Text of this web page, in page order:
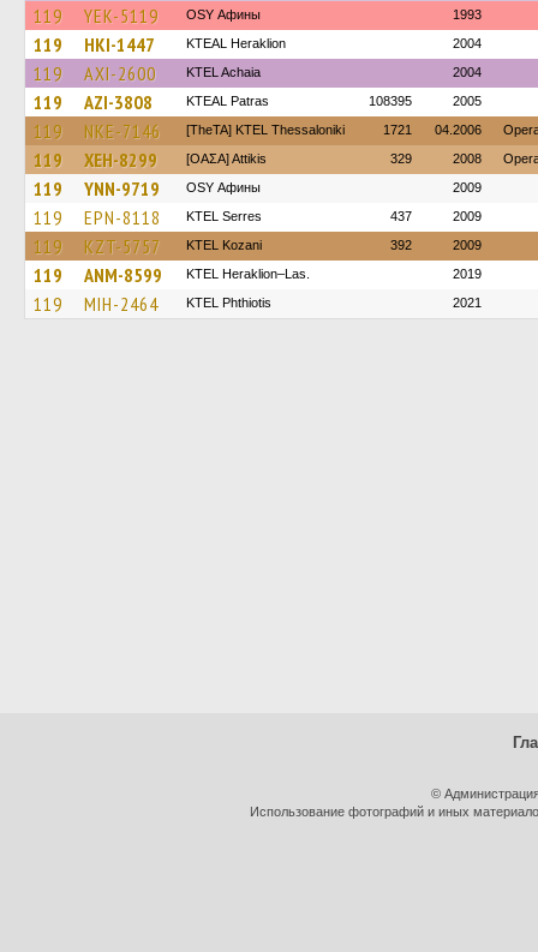
119 YEK-5119 OSY Афины 1993
119 HKI-1447 KTEAL Heraklion 2004
119 AXI-2600 KTEL Achaia 2004
119 AZI-3808 KTEAL Patras 108395 2005
119 NKE-7146 [TheTA] KTEL Thessaloniki 1721 04.2006
119 XEH-8299 [ΟΑΣΑ] Αttikis 329 2008
119 YNN-9719 OSY Афины 2009
119 EPN-8118 KTEL Serres 437 2009
119 KZT-5757 ΚΤΕL Kozani 392 2009
119 ANM-8599 KTEL Heraklion–Las. 2019
119 MIH-2464 ΚΤΕL Phthiotis 2021
©
Использование фотографий и иных